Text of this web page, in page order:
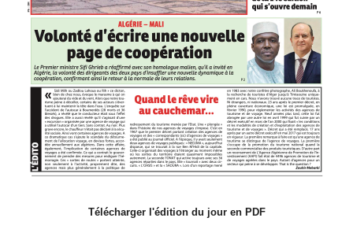
Télécharger l'édition du jour en PDF